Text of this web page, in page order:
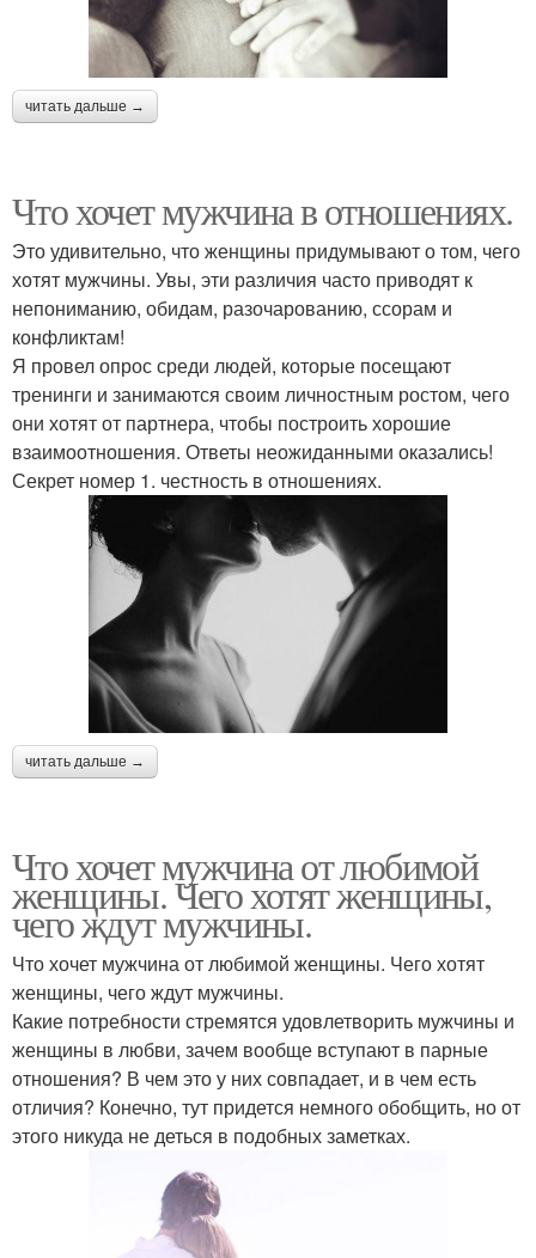
читать дальше →
Что хочет мужчина в отношениях.
Это удивительно, что женщины придумывают о том, чего
хотят мужчины. Увы, эти различия часто приводят к
непониманию, обидам, разочарованию, ссорам и
конфликтам!
Я провел опрос среди людей, которые посещают
тренинги и занимаются своим личностным ростом, чего
они хотят от партнера, чтобы построить хорошие
взаимоотношения. Ответы неожиданными оказались!
Секрет номер 1. честность в отношениях.
читать дальше →
Что хочет мужчина от любимой
женщины. Чего хотят женщины,
чего ждут мужчины.
Что хочет мужчина от любимой женщины. Чего хотят
женщины, чего ждут мужчины.
Какие потребности стремятся удовлетворить мужчины и
женщины в любви, зачем вообще вступают в парные
отношения? В чем это у них совпадает, и в чем есть
отличия? Конечно, тут придется немного обобщить, но от
этого никуда не деться в подобных заметках.